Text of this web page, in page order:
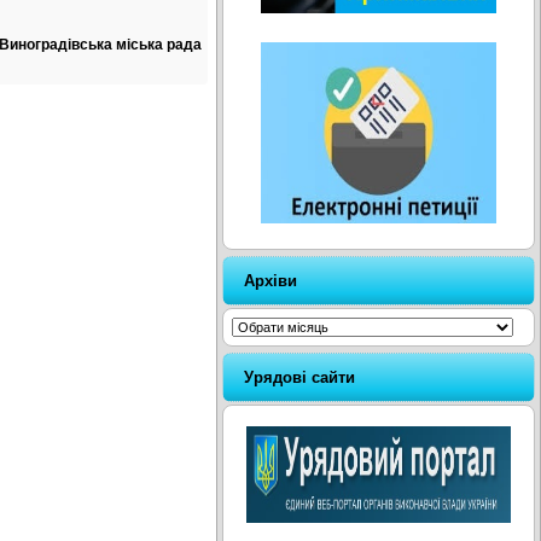
Виноградівська міська рада
Архіви
Архіви
Урядові сайти